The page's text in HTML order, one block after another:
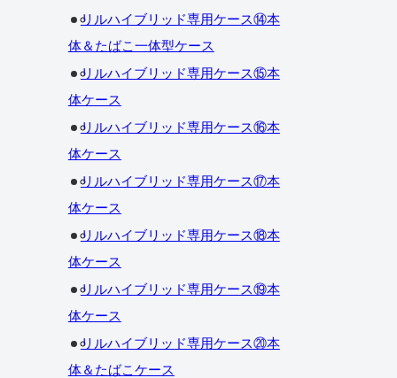
リルハイブリッド専用ケース⑭本
体＆たばこ一体型ケース
リルハイブリッド専用ケース⑮本
体ケース
リルハイブリッド専用ケース⑯本
体ケース
リルハイブリッド専用ケース⑰本
体ケース
リルハイブリッド専用ケース⑱本
体ケース
リルハイブリッド専用ケース⑲本
体ケース
リルハイブリッド専用ケース⑳本
体＆たばこケース